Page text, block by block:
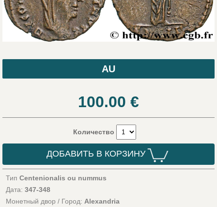
AU
100.00 €
Количество
ДОБАВИТЬ В КОРЗИНУ
Тип Centenionalis ou nummus
Дата: 347-348
Монетный двор / Город: Alexandria